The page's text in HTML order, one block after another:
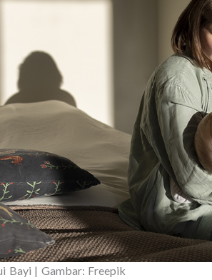
Bayi | Gambar: Freepik